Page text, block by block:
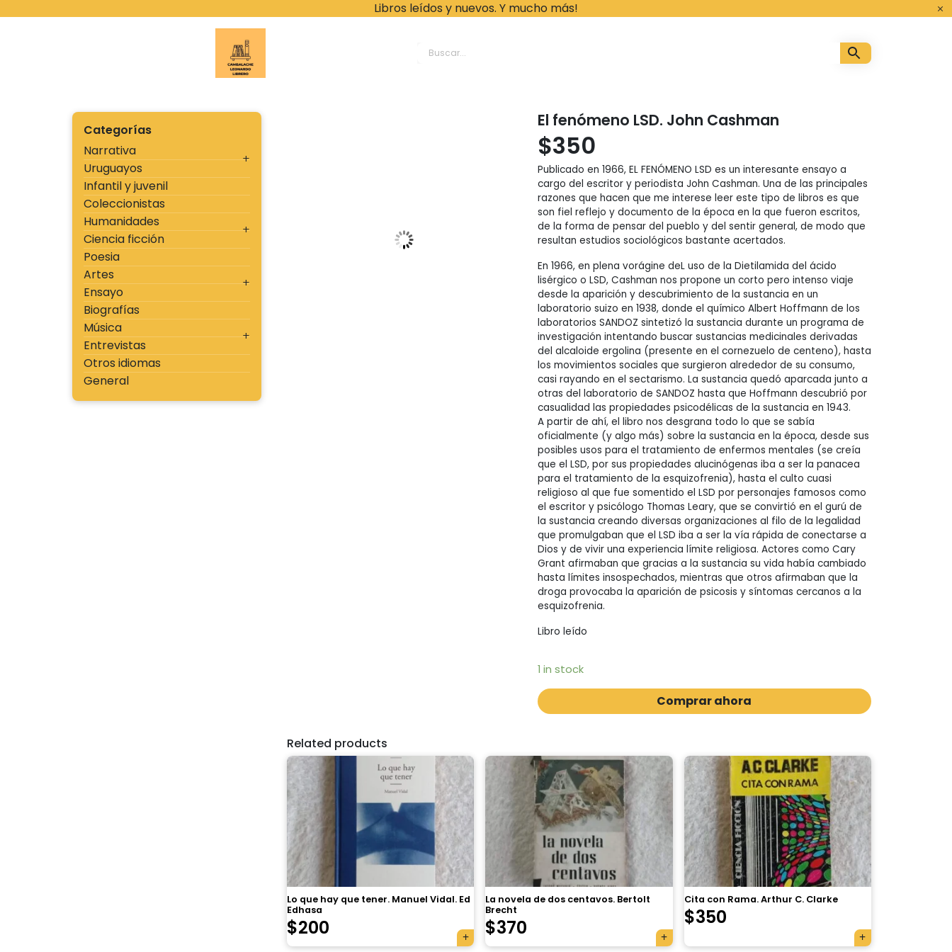
Libros leídos y nuevos. Y mucho más!
Categorías
Narrativa
Uruguayos
Infantil y juvenil
Coleccionistas
Humanidades
Ciencia ficción
Poesia
Artes
Ensayo
Biografías
Música
Entrevistas
Otros idiomas
General
El fenómeno LSD. John Cashman
$350
Publicado en 1966, EL FENÓMENO LSD es un interesante ensayo a
cargo del escritor y periodista John Cashman. Una de las principales
razones que hacen que me interese leer este tipo de libros es que
son fiel reflejo y documento de la época en la que fueron escritos,
de la forma de pensar del pueblo y del sentir general, de modo que
resultan estudios sociológicos bastante acertados.
En 1966, en plena vorágine deL uso de la Dietilamida del ácido
lisérgico o LSD, Cashman nos propone un corto pero intenso viaje
desde la aparición y descubrimiento de la sustancia en un
laboratorio suizo en 1938, donde el químico Albert Hoffmann de los
laboratorios SANDOZ sintetizó la sustancia durante un programa de
investigación intentando buscar sustancias medicinales derivadas
del alcaloide ergolina (presente en el cornezuelo de centeno), hasta
los movimientos sociales que surgieron alrededor de su consumo,
casi rayando en el sectarismo. La sustancia quedó aparcada junto a
otras del laboratorio de SANDOZ hasta que Hoffmann descubrió por
casualidad las propiedades psicodélicas de la sustancia en 1943.
A partir de ahí, el libro nos desgrana todo lo que se sabía
oficialmente (y algo más) sobre la sustancia en la época, desde sus
posibles usos para el tratamiento de enfermos mentales (se creía
que el LSD, por sus propiedades alucinógenas iba a ser la panacea
para el tratamiento de la esquizofrenia), hasta el culto cuasi
religioso al que fue somentido el LSD por personajes famosos como
el escritor y psicólogo Thomas Leary, que se convirtió en el gurú de
la sustancia creando diversas organizaciones al filo de la legalidad
que promulgaban que el LSD iba a ser la vía rápida de conectarse a
Dios y de vivir una experiencia límite religiosa. Actores como Cary
Grant afirmaban que gracias a la sustancia su vida había cambiado
hasta límites insospechados, mientras que otros afirmaban que la
droga provocaba la aparición de psicosis y síntomas cercanos a la
esquizofrenia.
Libro leído
1 in stock
Comprar ahora
Related products
Lo que hay que tener. Manuel Vidal. Ed
Edhasa
$200
La novela de dos centavos. Bertolt
Brecht
$370
Cita con Rama. Arthur C. Clarke
$350